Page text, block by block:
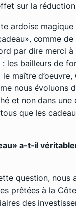
sur la
ardoise magique
comme de
par dire merci
: les bailleurs de
le maître
nous évoluons
et non dans une
que les
a-t-il
question, nous
prêtées à la
des